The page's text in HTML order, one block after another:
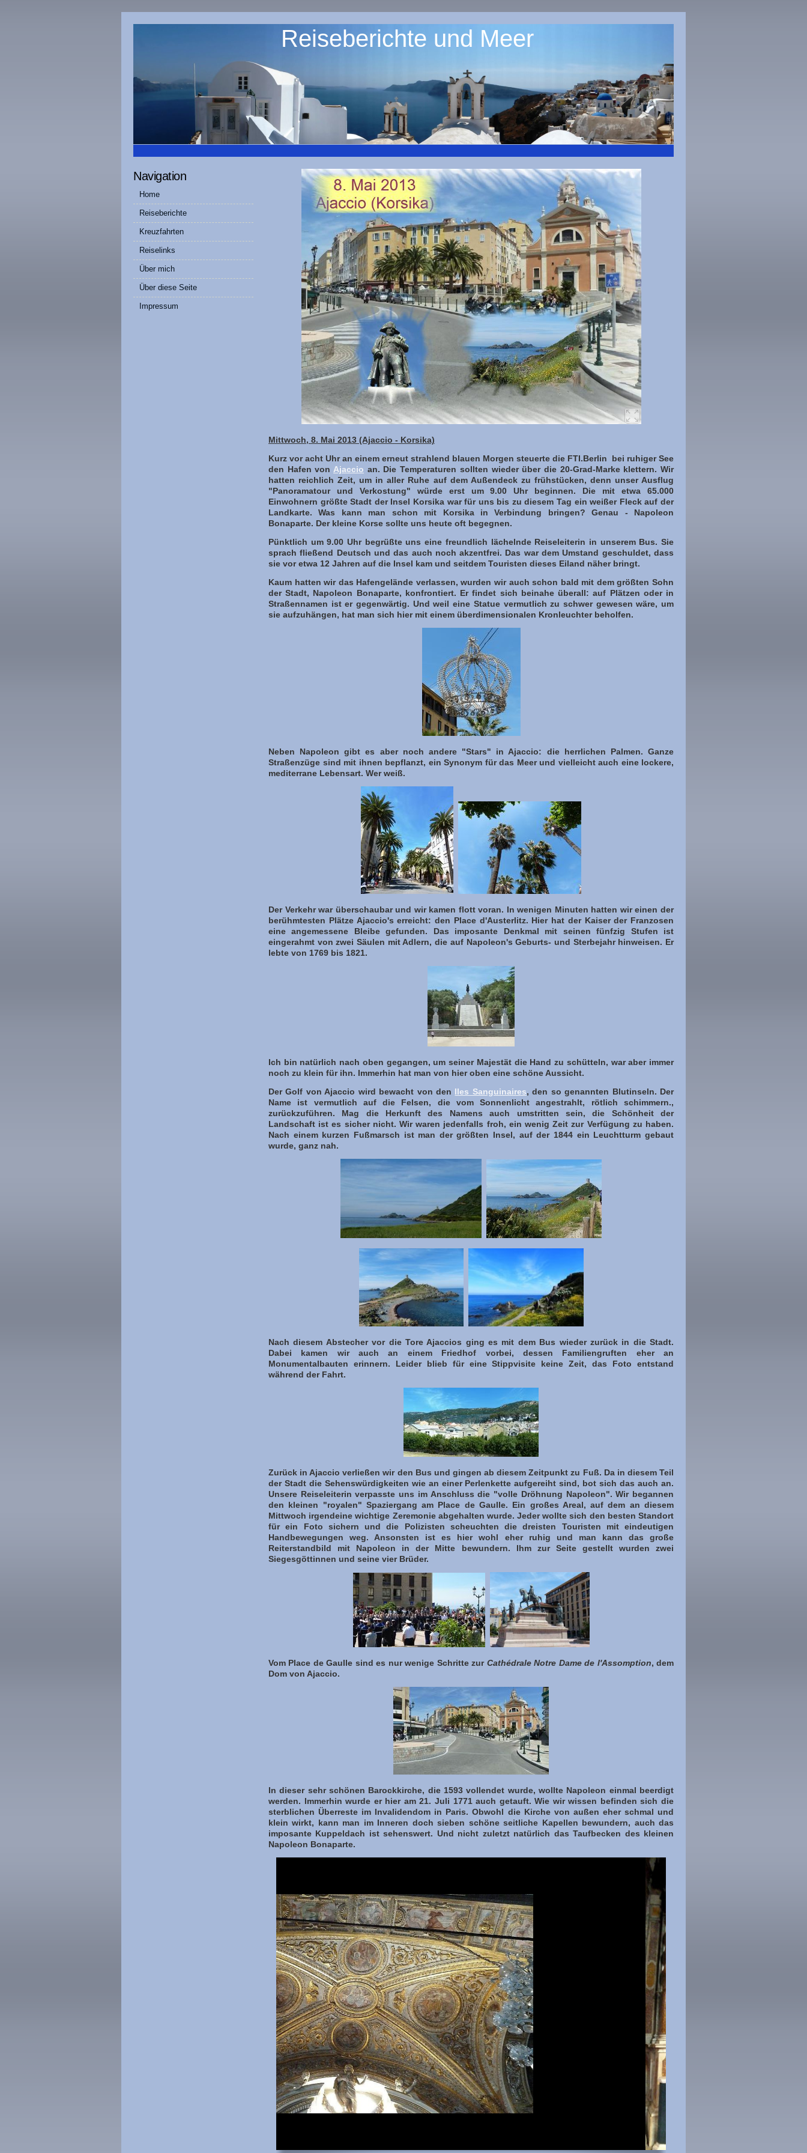
Reiseberichte und Meer
Navigation
Home
Reiseberichte
Kreuzfahrten
Reiselinks
Über mich
Über diese Seite
Impressum
Mittwoch, 8. Mai 2013 (Ajaccio - Korsika)
Kurz vor acht Uhr an einem erneut strahlend blauen Morgen steuerte die FTI.Berlin bei ruhiger See
den Hafen von Ajaccio an. Die Temperaturen sollten wieder über die 20-Grad-Marke klettern. Wir
hatten reichlich Zeit, um in aller Ruhe auf dem Außendeck zu frühstücken, denn unser Ausflug
"Panoramatour und Verkostung" würde erst um 9.00 Uhr beginnen. Die mit etwa 65.000
Einwohnern größte Stadt der Insel Korsika war für uns bis zu diesem Tag ein weißer Fleck auf der
Landkarte. Was kann man schon mit Korsika in Verbindung bringen? Genau - Napoleon
Bonaparte. Der kleine Korse sollte uns heute oft begegnen.
Pünktlich um 9.00 Uhr begrüßte uns eine freundlich lächelnde Reiseleiterin in unserem Bus. Sie
sprach fließend Deutsch und das auch noch akzentfrei. Das war dem Umstand geschuldet, dass
sie vor etwa 12 Jahren auf die Insel kam und seitdem Touristen dieses Eiland näher bringt.
Kaum hatten wir das Hafengelände verlassen, wurden wir auch schon bald mit dem größten Sohn
der Stadt, Napoleon Bonaparte, konfrontiert. Er findet sich beinahe überall: auf Plätzen oder in
Straßennamen ist er gegenwärtig. Und weil eine Statue vermutlich zu schwer gewesen wäre, um
sie aufzuhängen, hat man sich hier mit einem überdimensionalen Kronleuchter beholfen.
Neben Napoleon gibt es aber noch andere "Stars" in Ajaccio: die herrlichen Palmen. Ganze
Straßenzüge sind mit ihnen bepflanzt, ein Synonym für das Meer und vielleicht auch eine lockere,
mediterrane Lebensart. Wer weiß.
Der Verkehr war überschaubar und wir kamen flott voran. In wenigen Minuten hatten wir einen der
berühmtesten Plätze Ajaccio's erreicht: den Place d'Austerlitz. Hier hat der Kaiser der Franzosen
eine angemessene Bleibe gefunden. Das imposante Denkmal mit seinen fünfzig Stufen ist
eingerahmt von zwei Säulen mit Adlern, die auf Napoleon's Geburts- und Sterbejahr hinweisen. Er
lebte von 1769 bis 1821.
Ich bin natürlich nach oben gegangen, um seiner Majestät die Hand zu schütteln, war aber immer
noch zu klein für ihn. Immerhin hat man von hier oben eine schöne Aussicht.
Der Golf von Ajaccio wird bewacht von den Iles Sanguinaires, den so genannten Blutinseln. Der
Name ist vermutlich auf die Felsen, die vom Sonnenlicht angestrahlt, rötlich schimmern.,
zurückzuführen. Mag die Herkunft des Namens auch umstritten sein, die Schönheit der
Landschaft ist es sicher nicht. Wir waren jedenfalls froh, ein wenig Zeit zur Verfügung zu haben.
Nach einem kurzen Fußmarsch ist man der größten Insel, auf der 1844 ein Leuchtturm gebaut
wurde, ganz nah.
Nach diesem Abstecher vor die Tore Ajaccios ging es mit dem Bus wieder zurück in die Stadt.
Dabei kamen wir auch an einem Friedhof vorbei, dessen Familiengruften eher an
Monumentalbauten erinnern. Leider blieb für eine Stippvisite keine Zeit, das Foto entstand
während der Fahrt.
Zurück in Ajaccio verließen wir den Bus und gingen ab diesem Zeitpunkt zu Fuß. Da in diesem Teil
der Stadt die Sehenswürdigkeiten wie an einer Perlenkette aufgereiht sind, bot sich das auch an.
Unsere Reiseleiterin verpasste uns im Anschluss die "volle Dröhnung Napoleon". Wir begannen
den kleinen "royalen" Spaziergang am Place de Gaulle. Ein großes Areal, auf dem an diesem
Mittwoch irgendeine wichtige Zeremonie abgehalten wurde. Jeder wollte sich den besten Standort
für ein Foto sichern und die Polizisten scheuchten die dreisten Touristen mit eindeutigen
Handbewegungen weg. Ansonsten ist es hier wohl eher ruhig und man kann das große
Reiterstandbild mit Napoleon in der Mitte bewundern. Ihm zur Seite gestellt wurden zwei
Siegesgöttinnen und seine vier Brüder.
Vom Place de Gaulle sind es nur wenige Schritte zur Cathédrale Notre Dame de l'Assomption, dem
Dom von Ajaccio.
In dieser sehr schönen Barockkirche, die 1593 vollendet wurde, wollte Napoleon einmal beerdigt
werden. Immerhin wurde er hier am 21. Juli 1771 auch getauft. Wie wir wissen befinden sich die
sterblichen Überreste im Invalidendom in Paris. Obwohl die Kirche von außen eher schmal und
klein wirkt, kann man im Inneren doch sieben schöne seitliche Kapellen bewundern, auch das
imposante Kuppeldach ist sehenswert. Und nicht zuletzt natürlich das Taufbecken des kleinen
Napoleon Bonaparte.